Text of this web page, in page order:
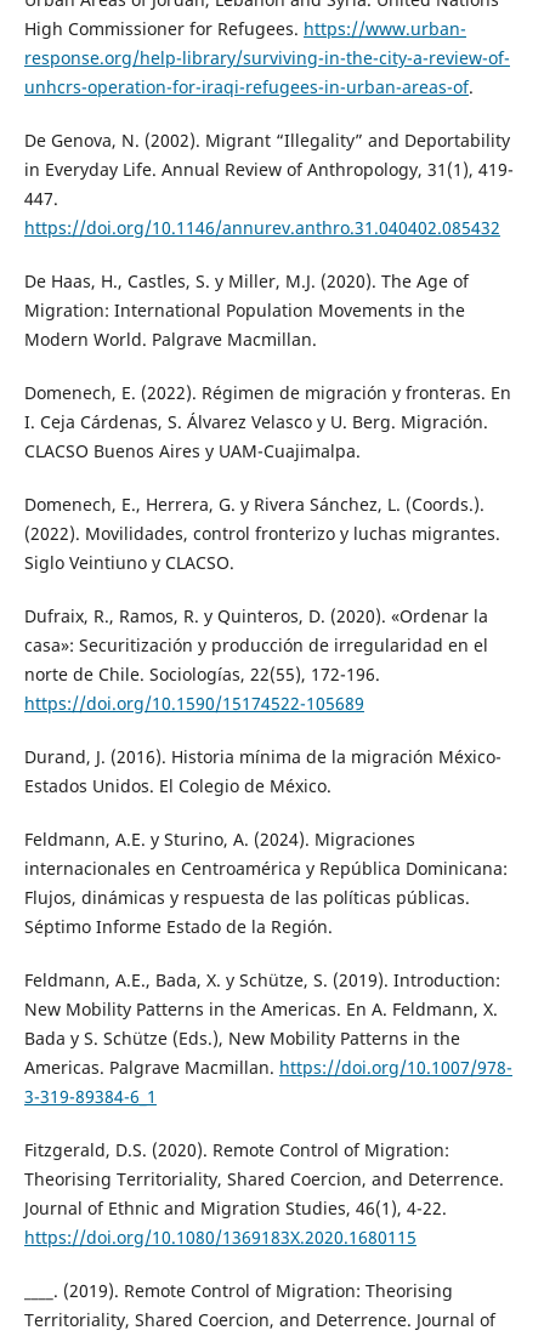
High Commissioner for Refugees. https://www.urban-
response.org/help-library/surviving-in-the-city-a-review-of-
unhcrs-operation-for-iraqi-refugees-in-urban-areas-of.
De Genova, N. (2002). Migrant “Illegality” and Deportability
in Everyday Life. Annual Review of Anthropology, 31(1), 419-
447.
https://doi.org/10.1146/annurev.anthro.31.040402.085432
De Haas, H., Castles, S. y Miller, M.J. (2020). The Age of
Migration: International Population Movements in the
Modern World. Palgrave Macmillan.
Domenech, E. (2022). Régimen de migración y fronteras. En
I. Ceja Cárdenas, S. Álvarez Velasco y U. Berg. Migración.
CLACSO Buenos Aires y UAM-Cuajimalpa.
Domenech, E., Herrera, G. y Rivera Sánchez, L. (Coords.).
(2022). Movilidades, control fronterizo y luchas migrantes.
Siglo Veintiuno y CLACSO.
Dufraix, R., Ramos, R. y Quinteros, D. (2020). «Ordenar la
casa»: Securitización y producción de irregularidad en el
norte de Chile. Sociologías, 22(55), 172-196.
https://doi.org/10.1590/15174522-105689
Durand, J. (2016). Historia mínima de la migración México-
Estados Unidos. El Colegio de México.
Feldmann, A.E. y Sturino, A. (2024). Migraciones
internacionales en Centroamérica y República Dominicana:
Flujos, dinámicas y respuesta de las políticas públicas.
Séptimo Informe Estado de la Región.
Feldmann, A.E., Bada, X. y Schütze, S. (2019). Introduction:
New Mobility Patterns in the Americas. En A. Feldmann, X.
Bada y S. Schütze (Eds.), New Mobility Patterns in the
Americas. Palgrave Macmillan. https://doi.org/10.1007/978-
3-319-89384-6_1
Fitzgerald, D.S. (2020). Remote Control of Migration:
Theorising Territoriality, Shared Coercion, and Deterrence.
Journal of Ethnic and Migration Studies, 46(1), 4-22.
https://doi.org/10.1080/1369183X.2020.1680115
____. (2019). Remote Control of Migration: Theorising
Territoriality, Shared Coercion, and Deterrence. Journal of